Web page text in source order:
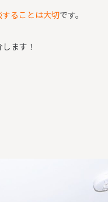
ることは大切です。
ます！